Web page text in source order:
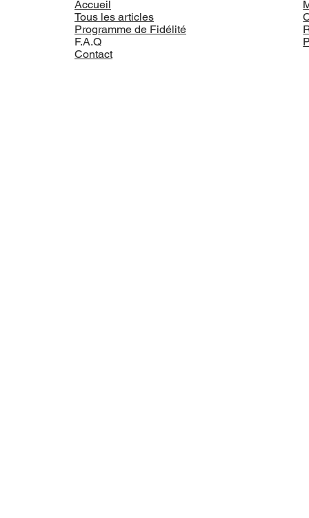
Accueil
Tous les articles
Programme de Fidélité
F.A.Q
Contact